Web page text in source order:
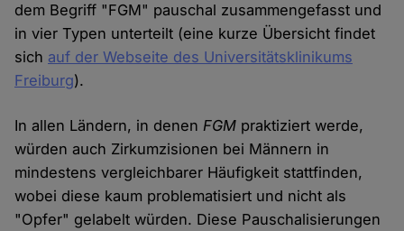
dem Begriff "FGM" pauschal zusammengefasst und
in vier Typen unterteilt (eine kurze Übersicht findet
sich auf der Webseite des Universitätsklinikums
Freiburg).
In allen Ländern, in denenFGM praktiziert werde,
würden auch Zirkumzisionen bei Männern in
mindestens vergleichbarer Häufigkeit stattfinden,
wobei diese kaum problematisiert und nicht als
"Opfer" gelabelt würden. Diese Pauschalisierungen